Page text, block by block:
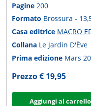
Pagine 200
Formato Brossura -
Casa editrice MACRO
Collana Le Jardin D'Ève
Prima edizione Mars
Prezzo € 19,95
Aggiungi al carrello